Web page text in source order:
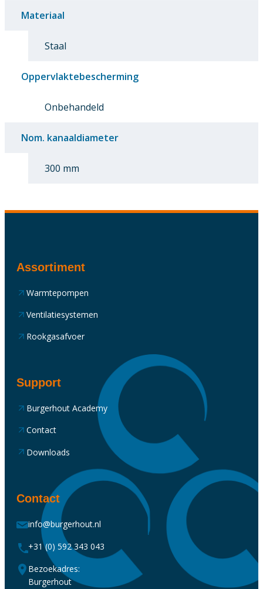
Materiaal
Staal
Oppervlaktebescherming
Onbehandeld
Nom. kanaaldiameter
300 mm
Assortiment
Warmtepompen
Ventilatiesystemen
Rookgasafvoer
Support
Burgerhout Academy
Contact
Downloads
Contact
info@burgerhout.nl
+31 (0) 592 343 043
Bezoekadres:
Burgerhout